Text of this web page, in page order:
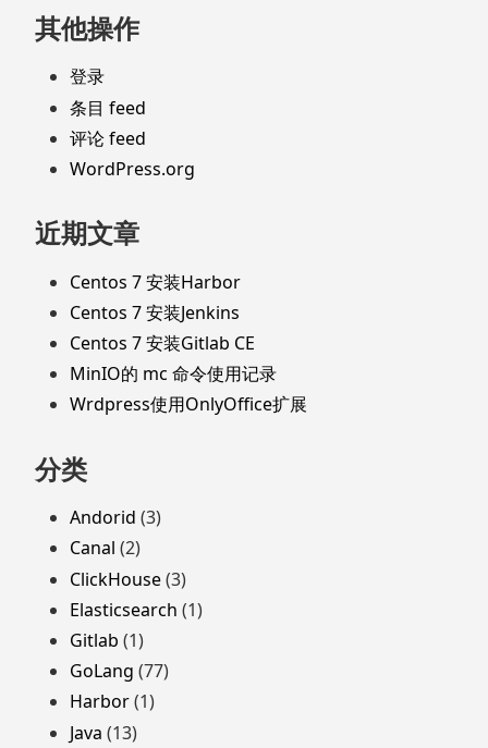
页
脚
其他操作
登录
条目 feed
评论 feed
WordPress.org
近期文章
Centos 7 安装Harbor
Centos 7 安装Jenkins
Centos 7 安装Gitlab CE
MinIO的 mc 命令使用记录
Wrdpress使用OnlyOffice扩展
分类
Andorid (3)
Canal (2)
ClickHouse(3)
Elasticsearch (1)
Gitlab (1)
GoLang (77)
Harbor(1)
Java (13)